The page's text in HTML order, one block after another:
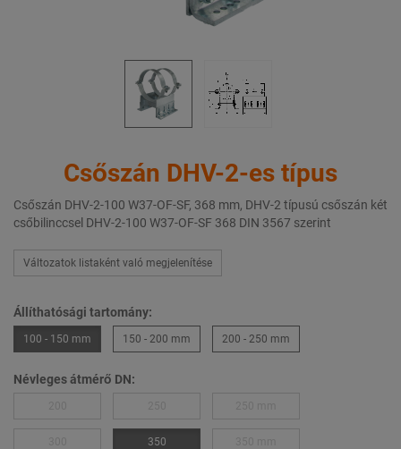
Csőszán DHV-2-es típus
Csőszán DHV-2-100 W37-OF-SF, 368 mm, DHV-2 típusú csőszán két
csőbilinccsel DHV-2-100 W37-OF-SF 368 DIN 3567 szerint
Változatok listaként való megjelenítése
Állíthatósági tartomány:
100 - 150 mm 150 - 200 mm 200 - 250 mm
Névleges átmérő DN:
350